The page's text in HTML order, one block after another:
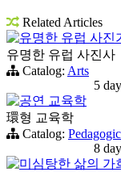
Related Articles
유명한 유럽 사진
유명한 유럽 사진사
Catalog: Arts
5
공연 교육학
環형 교육학
Catalog:
8
미심탕한 삶의 가